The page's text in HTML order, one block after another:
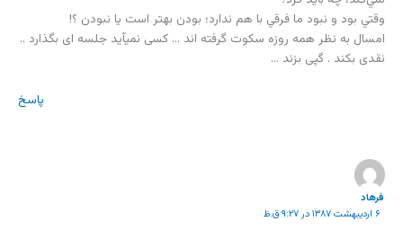
وقتي بود و نبود ما فرقي با هم ندارد؛ بودن بهتر است يا نبودن ؟!
امسال به نظر همه روزه سکوت گرفته اند … کسی نمیآید جلسه ای بگذارد ..
نقدی بکند . گپی بزند …
پاسخ
فرهاد
۶ اردیبهشت ۱۳۸۷ در ۹:۲۷ ق.ظ